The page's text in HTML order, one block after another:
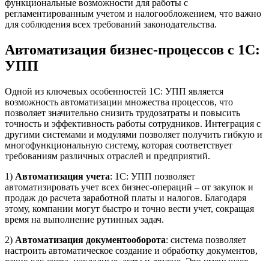
функциональные возможности для работы с
регламентированным учетом и налогообложением, что важно
для соблюдения всех требований законодательства.
Автоматизация бизнес-процессов с 1С:
УПП
Одной из ключевых особенностей 1С: УПП является
возможность автоматизации множества процессов, что
позволяет значительно снизить трудозатраты и повысить
точность и эффективность работы сотрудников. Интеграция с
другими системами и модулями позволяет получить гибкую и
многофункциональную систему, которая соответствует
требованиям различных отраслей и предприятий.
1) Автоматизация учета: 1С: УПП позволяет
автоматизировать учет всех бизнес-операций – от закупок и
продаж до расчета заработной платы и налогов. Благодаря
этому, компании могут быстро и точно вести учет, сокращая
время на выполнение рутинных задач.
2) Автоматизация документооборота: система позволяет
настроить автоматическое создание и обработку документов,